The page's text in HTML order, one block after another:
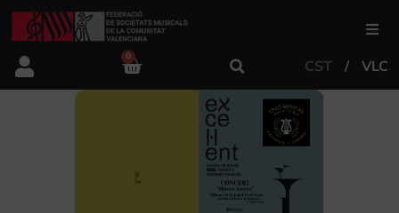
FSMCV
0
CST VLC